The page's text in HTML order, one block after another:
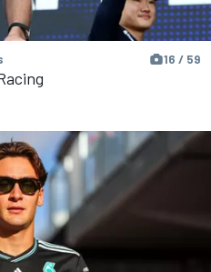
16 / 59